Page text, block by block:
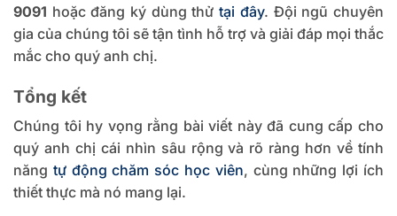
9091 hoặc đăng ký dùng thửtại đây. Đội ngũ chuyên
gia của chúng tôi sẽ tận tình hỗ trợ và giải đáp mọi thắc
mắc cho quý anh chị.
Tổng kết
Chúng tôi hy vọng rằng bài viết này đã cung cấp cho
quý anh chị cái nhìn sâu rộng và rõ ràng hơn về tính
năng tự động chăm sóc học viên, cùng những lợi ích
thiết thực mà nó mang lại.